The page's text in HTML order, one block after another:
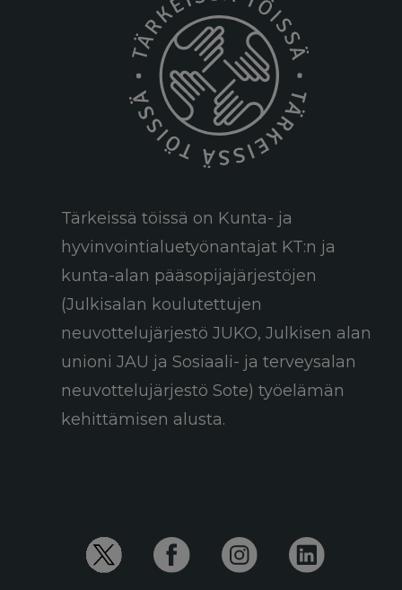
Tärkeissä töissä on Kunta- ja
hyvinvointialuetyönantajat KT:n ja
kunta-alan pääsopijajärjestöjen
(Julkisalan koulutettujen
neuvottelujärjestö JUKO, Julkisen alan
unioni JAU ja Sosiaali- ja terveysalan
neuvottelujärjestö Sote) työelämän
kehittämisen alusta.